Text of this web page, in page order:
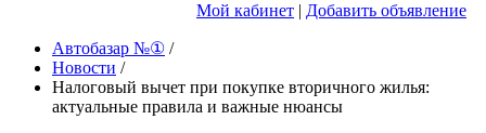
Мой кабинет | Добавить объявление
Автобазар №① /
Новости /
Налоговый вычет при покупке вторичного жилья:
актуальные правила и важные нюансы